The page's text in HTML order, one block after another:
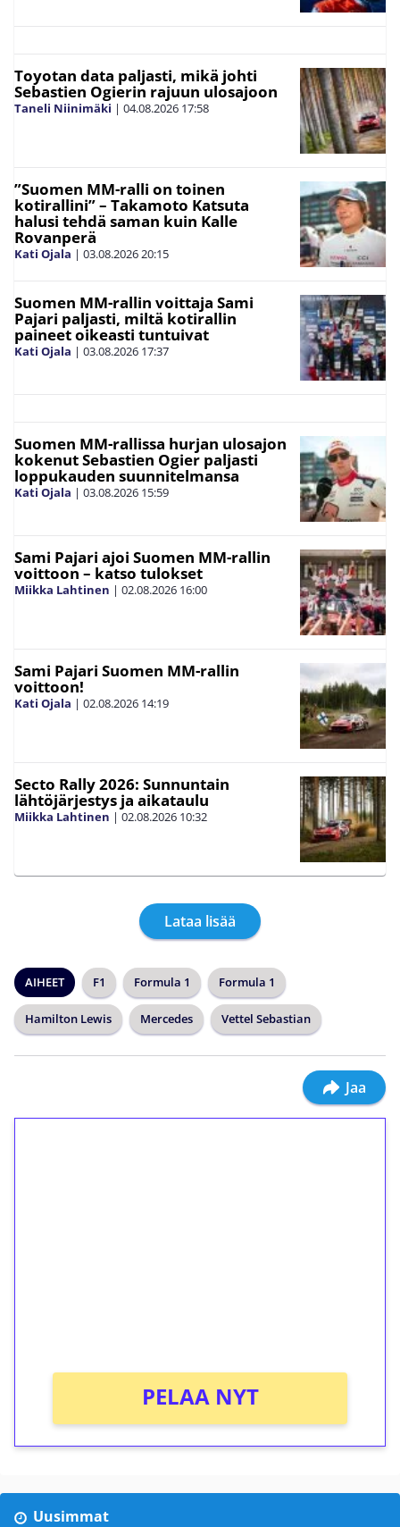
Toyotan data paljasti, mikä johti
Sebastien Ogierin rajuun ulosajoon
Taneli Niinimäki | 04.08.2026 17:58
”Suomen MM-ralli on toinen
kotirallini” – Takamoto Katsuta
halusi tehdä saman kuin Kalle
Rovanperä
Kati Ojala | 03.08.202620:15
Suomen MM-rallin voittaja Sami
Pajari paljasti, miltä kotirallin
paineet oikeasti tuntuivat
Kati Ojala | 03.08.2026 17:37
Suomen MM-rallissa hurjan ulosajon
kokenut Sebastien Ogier paljasti
loppukauden suunnitelmansa
Kati Ojala | 03.08.2026 15:59
Sami Pajari ajoi Suomen MM-rallin
voittoon – katso tulokset
Miikka Lahtinen | 02.08.2026 16:00
Sami Pajari Suomen MM-rallin
voittoon!
Kati Ojala | 02.08.2026 14:19
Secto Rally 2026: Sunnuntain
lähtöjärjestys ja aikataulu
Miikka Lahtinen | 02.08.2026 10:32
Lataa lisää
AIHEET F1 Formula 1 Formula 1
Hamilton Lewis Mercedes Vettel Sebastian
Jaa
PELAA NYT
Uusimmat